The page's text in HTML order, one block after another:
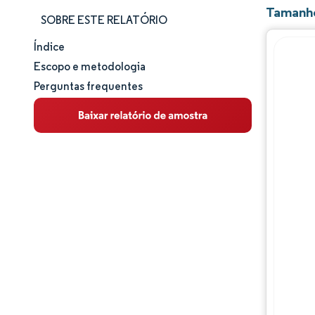
SOBRE ESTE RELATÓRIO
Tamanho e participação de mercado
Análise de mercado
Tendências e insights
Índice
Escopo e metodologia
Perguntas frequentes